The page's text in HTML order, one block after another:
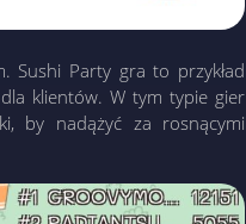
Sushi Party gra to przykład
klientów. W tym typie gier
by nadążyć za rosnącymi